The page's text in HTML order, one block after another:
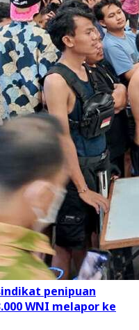
penipuan
WNI melapor ke